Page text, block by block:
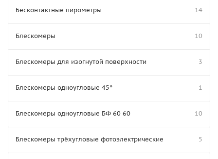
Бесконтактные пирометры 14
Блескомеры 10
Блескомеры для изогнутой поверхности 3
Блескомеры одноугловые 45° 1
Блескомеры одноугловые БФ 60 60 10
Блескомеры трёхугловые фотоэлектрические 5